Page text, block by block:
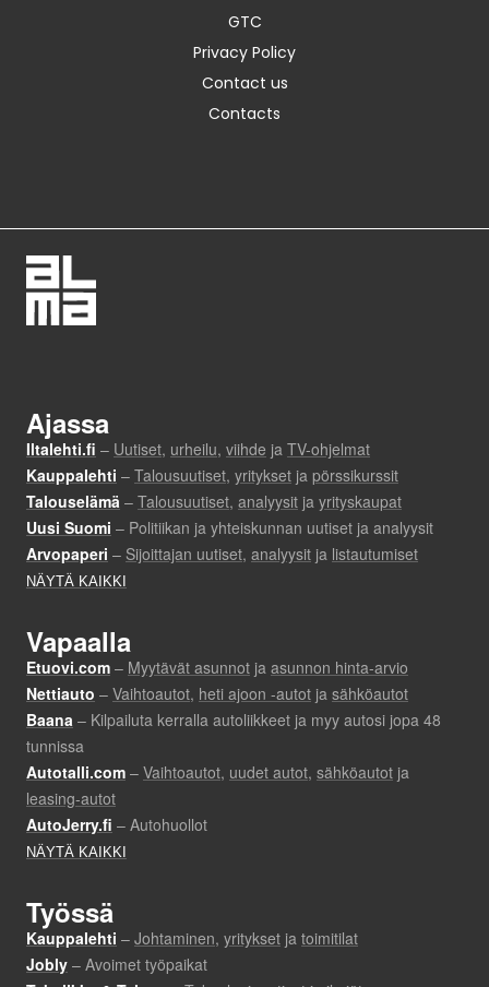
GTC
Privacy Policy
Contact us
Contacts